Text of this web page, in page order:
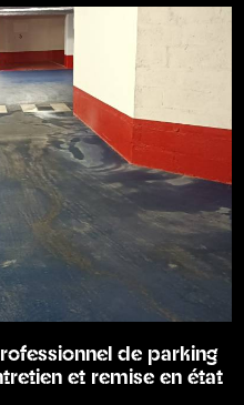
de parking
et remise en état